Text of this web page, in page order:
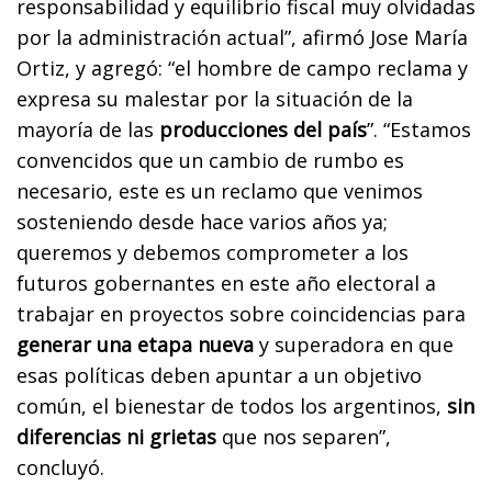
responsabilidad y equilibrio fiscal muy olvidadas
por la administración actual”, afirmó Jose María
Ortiz, y agregó: “el hombre de campo reclama y
expresa su malestar por la situación de la
mayoría de las producciones del país”. “Estamos
convencidos que un cambio de rumbo es
necesario, este es un reclamo que venimos
sosteniendo desde hace varios años ya;
queremos y debemos comprometer a los
futuros gobernantes en este año electoral a
trabajar en proyectos sobre coincidencias para
generar una etapa nueva y superadora en que
esas políticas deben apuntar a un objetivo
común, el bienestar de todos los argentinos, sin
diferencias ni grietas que nos separen”,
concluyó.